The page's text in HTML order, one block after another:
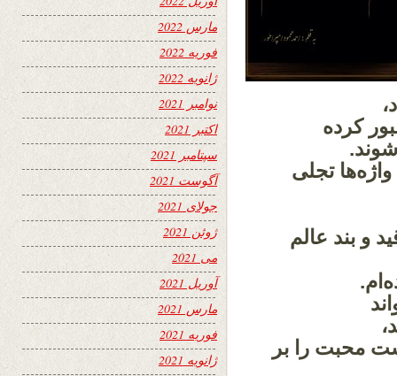
کرده
تجلی
و بند عالم
محبت را بر
مارس 2022
فوریه 2022
ژانویه 2022
نوامبر 2021
اکتبر 2021
سپتامبر 2021
آگوست 2021
جولای 2021
ژوئن 2021
می 2021
آوریل 2021
مارس 2021
فوریه 2021
ژانویه 2021